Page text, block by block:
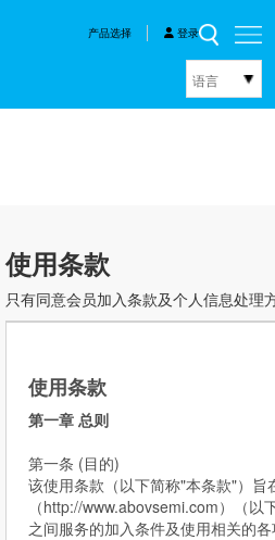
产品选择 登录
语言
使用条款
只有同意会员加入条款及个人信息处理
使用条款
第一章 总则
第一条 (目的)
该使用条款（以下简称"本条款"）
（http://www.abovsemi.com）（
之间服务的加入条件及使用相关的